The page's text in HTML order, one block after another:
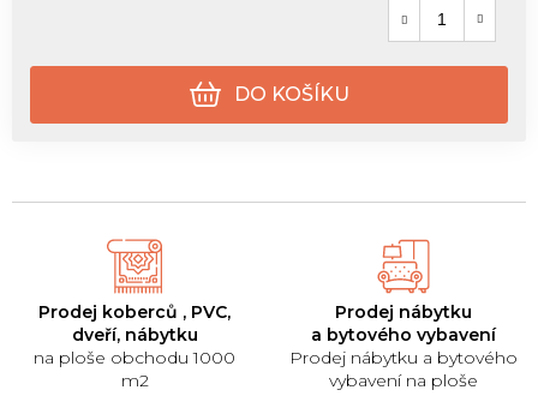
DO KOŠÍKU
Prodej koberců , PVC,
dveří, nábytku
na ploše obchodu 1000
m2
Prodej nábytku
a bytového vybavení
Prodej nábytku a bytového
vybavení na ploše